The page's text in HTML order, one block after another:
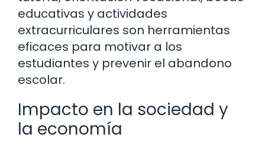
educativas y actividades
extracurriculares son herramientas
eficaces para motivar a los
estudiantes y prevenir el abandono
escolar.
Impacto en la sociedad y
la economía